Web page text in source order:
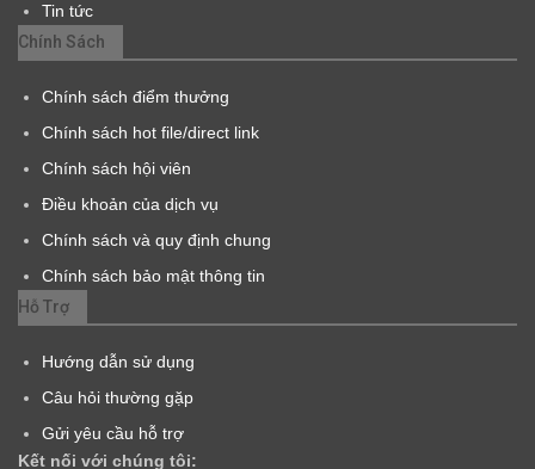
Tin tức
Chính Sách
Chính sách điểm thưởng
Chính sách hot file/direct link
Chính sách hội viên
Điều khoản của dịch vụ
Chính sách và quy định chung
Chính sách bảo mật thông tin
Hỗ Trợ
Hướng dẫn sử dụng
Câu hỏi thường gặp
Gửi yêu cầu hỗ trợ
Kết nối với chúng tôi: